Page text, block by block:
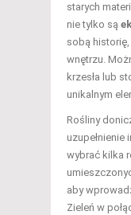
starych
nie tylko są
sobą
wnętrzu.
krzesła lub
unikalnym
Rośliny
uzupełnienie
wybrać kilka
aby
Zieleń w